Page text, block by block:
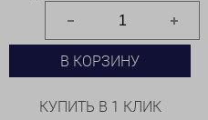
В КОРЗИНУ
КУПИТЬ В 1 КЛИК